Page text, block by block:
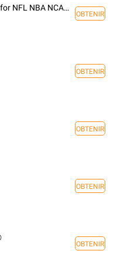
Dofu Live Stream for NFL NBA NCAAF MLB NHL
OBTENIR
OBTENIR
OBTENIR
OBTENIR
OBTENIR